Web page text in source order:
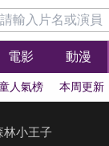
電影 動漫
人氣榜 本周更新
林小王子